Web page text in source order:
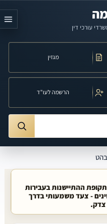
עורכי דין
מגזין
הרשמה לעו"ד
ההתיישנות בעבירות
- צעד משמעותי בדרך